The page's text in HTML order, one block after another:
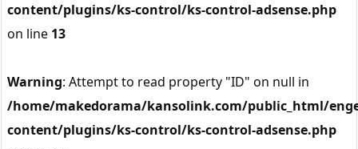
content/plugins/ks-control/ks-control-adsense.php
on line 13
Warning: Attempt to read property "ID" on null in
/home/makedorama/kansolink.com/public_html/
content/plugins/ks-control/ks-control-adsense.php